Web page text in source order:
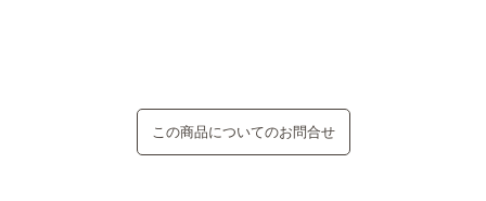
この商品についてのお問合せ